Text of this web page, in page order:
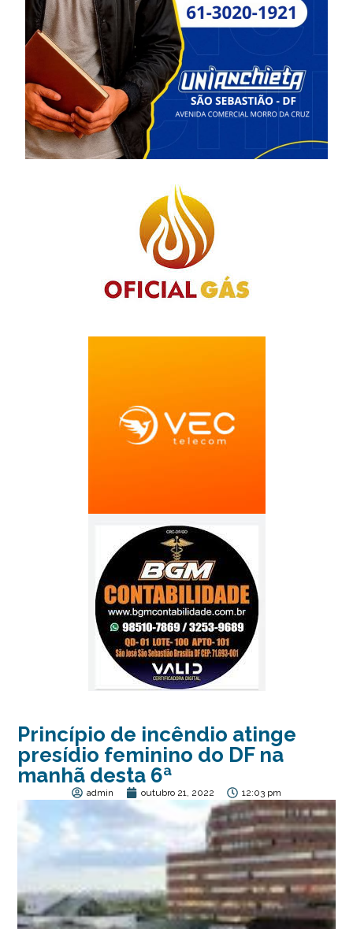
Princípio de incêndio atinge
presídio feminino do DF na
manhã desta 6ª
admin outubro 21, 2022 12:03 pm